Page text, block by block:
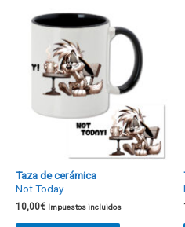
Taza de cerámica
Not Today
10,00€ Impuestos incluidos